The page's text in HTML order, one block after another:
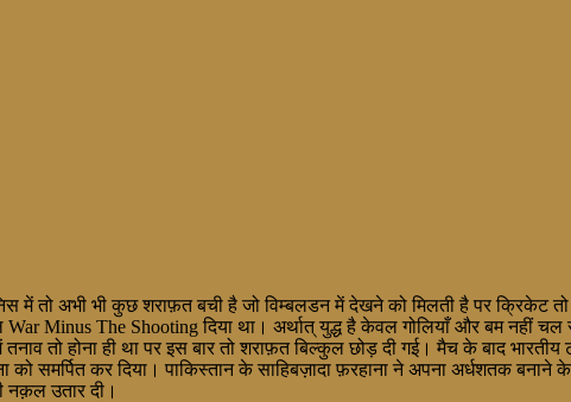
अभी भी कुछ शराफ़त बची है जो विम्बलडन में देखने को मिलती है पर क्रिकेट तो
Minus The Shooting दिया था। अर्थात् युद्ध है केवल गोलियाँ और बम
तो होना ही था पर इस बार तो शराफ़त बिल्कुल छोड़ दी गई। मैच के बाद भारतीय
समर्पित कर दिया। पाकिस्तान के साहिबज़ादा फ़रहाना ने अपना अर्धशतक बनाने
नक़ल उतार दी।